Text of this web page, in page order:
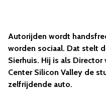
Autorijden wordt
worden sociaal. Dat stelt
Sierhuis. Hij is als Director
Center Silicon Valley de
zelfrijdende auto.